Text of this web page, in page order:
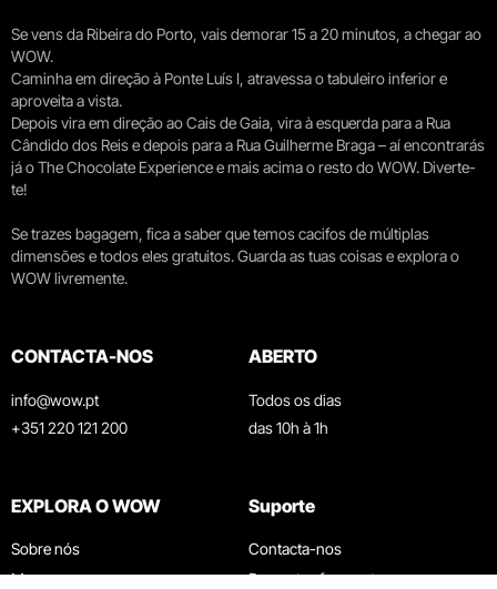
Se vens da Ribeira do Porto, vais demorar 15 a 20 minutos, a chegar ao
WOW.
Caminha em direção à Ponte Luís I, atravessa o tabuleiro inferior e
aproveita a vista.
Depois vira em direção ao Cais de Gaia, vira à esquerda para a Rua
Cândido dos Reis e depois para a Rua Guilherme Braga – aí encontrarás
já o The Chocolate Experience e mais acima o resto do WOW. Diverte-
te!
Se trazes bagagem, fica a saber que temos cacifos de múltiplas
dimensões e todos eles gratuitos. Guarda as tuas coisas e explora o
WOW livremente.
CONTACTA-NOS
info@wow.pt
+351 220 121 200
ABERTO
Todos os dias
das 10h à 1h
EXPLORA O WOW
Sobre nós
Museus
Suporte
Contacta-nos
Perguntas frequentes